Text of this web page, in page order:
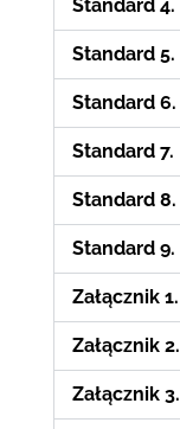
Standard 4.
Standard 5.
Standard 6.
Standard 7.
Standard 8.
Standard 9.
Załącznik 1.
Załącznik 2.
Załącznik 3.